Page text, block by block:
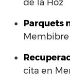
de la Hoz
Parquets
cita en